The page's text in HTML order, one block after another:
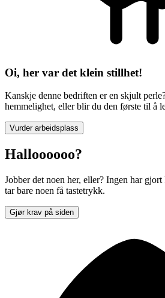
Oi, her var det klein stillhet!
Kanskje denne bedriften er en skjult
hemmelighet, eller blir du den første til å
Vurder arbeidsplass
Halloooooo?
Jobber det noen her, eller? Ingen har
tar bare noen få tastetrykk.
Gjør krav på siden